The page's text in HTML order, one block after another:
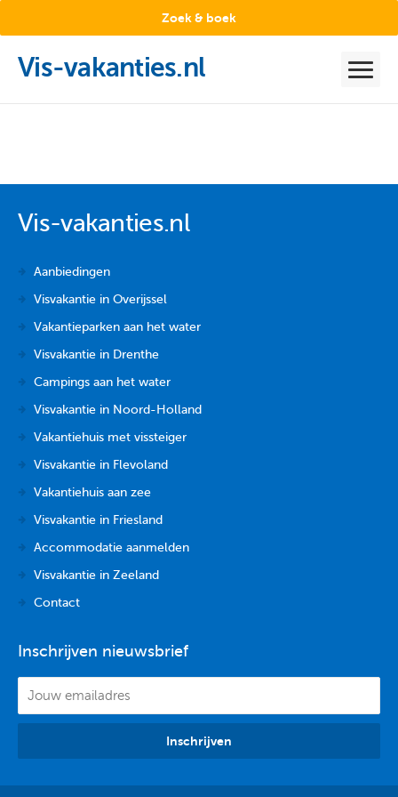
Vis-vakanties.nl
Zoek & boek
Vis-vakanties.nl
Aanbiedingen
Visvakantie in Overijssel
Vakantieparken aan het water
Visvakantie in Drenthe
Campings aan het water
Visvakantie in Noord-Holland
Vakantiehuis met vissteiger
Visvakantie in Flevoland
Vakantiehuis aan zee
Visvakantie in Friesland
Accommodatie aanmelden
Visvakantie in Zeeland
Contact
Inschrijven nieuwsbrief